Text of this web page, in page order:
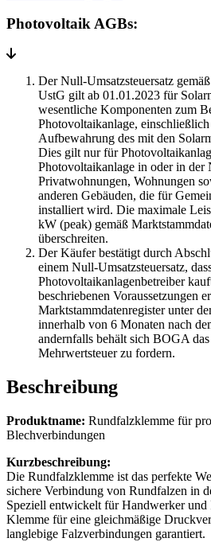
Photovoltaik AGBs:
Der Null-Umsatzsteuersatz
UstG gilt ab 01.01.2023 für
wesentliche Komponenten zum
Photovoltaikanlage,
Aufbewahrung des mit den
Dies gilt nur für
Photovoltaikanlage in oder in der
Privatwohnungen, Wohnungen
anderen Gebäuden, die für
installiert wird. Die maximale
kW (peak) gemäß
überschreiten.
Der Käufer bestätigt durch
einem Null-Umsatzsteuersatz,
Photovoltaikanlagenbetreiber
beschriebenen Voraussetzungen
Marktstammdatenregister unter
innerhalb von 6 Monaten nach
andernfalls behält sich BOGA
Mehrwertsteuer zu fordern.
Beschreibung
Produktname: Rundfalzklemme für
Blechverbindungen
Kurzbeschreibung:
Die Rundfalzklemme ist das perfekte
sichere Verbindung von Rundfalzen in
Speziell entwickelt für Handwerker und
Klemme für eine gleichmäßige
langlebige Falzverbindungen garantiert.